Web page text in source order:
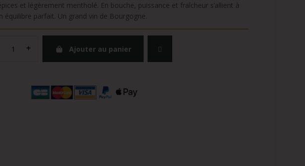
et légèrement mentholé. En bouche, puissance et fraîcheur s’allient à
équilibre parfait. Un grand vin de Bourgogne.
Ajouter au panier